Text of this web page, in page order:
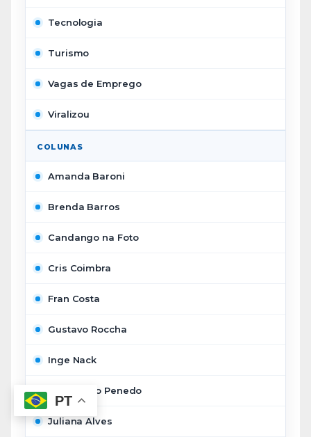
Tecnologia
Turismo
Vagas de Emprego
Viralizou
COLUNAS
Amanda Baroni
Brenda Barros
Candango na Foto
Cris Coimbra
Fran Costa
Gustavo Roccha
Inge Nack
João Paulo Penedo
Juliana Alves
PT